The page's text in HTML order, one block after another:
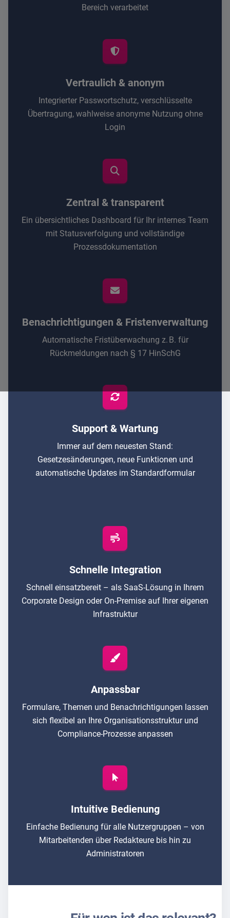
Bereich verarbeitet
Vertraulich & anonym
Integrierter Passwortschutz, verschlüsselte
Übertragung, wahlweise anonyme Nutzung ohne
Login
Zentral & transparent
Ein übersichtliches Dashboard für Ihr internes Team
mit Statusverfolgung und vollständige
Prozessdokumentation
Benachrichtigungen & Fristenverwaltung
Automatische Fristüberwachung z. B. für
Rückmeldungen nach § 17 HinSchG
Support & Wartung
Immer auf dem neuesten Stand:
Gesetzesänderungen, neue Funktionen und
automatische Updates im Standardformular
Schnelle Integration
Schnell einsatzbereit – als SaaS-Lösung in Ihrem
Corporate Design oder On-Premise auf Ihrer eigenen
Infrastruktur
Anpassbar
Formulare, Themen und Benachrichtigungen lassen
sich flexibel an Ihre Organisationsstruktur und
Compliance-Prozesse anpassen
Intuitive Bedienung
Einfache Bedienung für alle Nutzergruppen – von
Mitarbeitenden über Redakteure bis hin zu
Administratoren